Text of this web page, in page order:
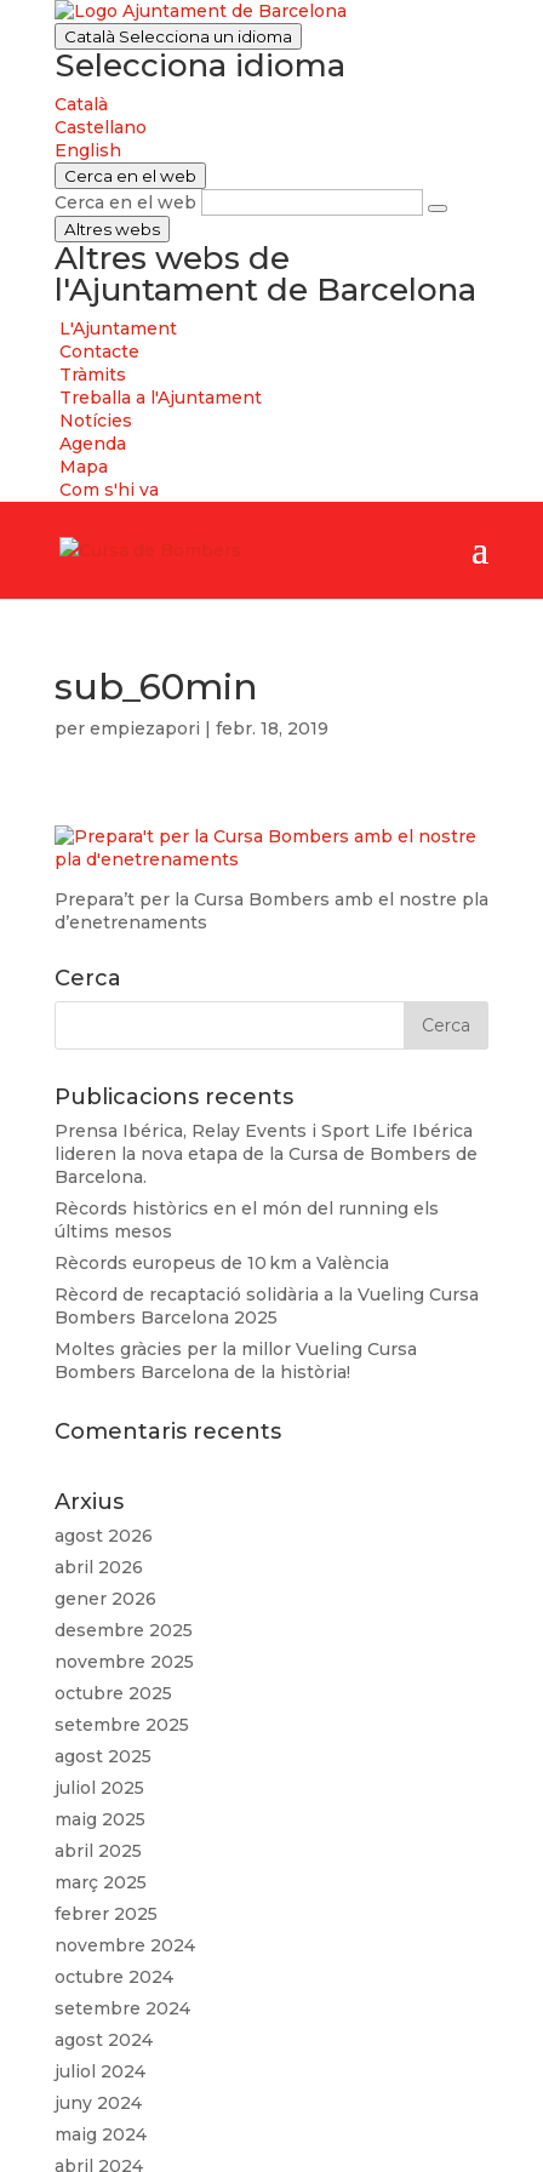
Català Selecciona un idioma
Selecciona idioma
Català
Castellano
English
Cerca en el web
Cerca en el web
Altres webs
Altres webs de
l'Ajuntament de Barcelona
L'Ajuntament
Contacte
Tràmits
Treballa a l'Ajuntament
Notícies
Agenda
Mapa
Com s'hi va
sub_60min
per empiezapori | febr. 18, 2019
Prepara’t per la Cursa Bombers amb el nostre pla
d’enetrenaments
Cerca
Publicacions recents
Prensa Ibérica, Relay Events i Sport Life Ibérica
lideren la nova etapa de la Cursa de Bombers de
Barcelona.
Rècords històrics en el món del running els
últims mesos
Rècords europeus de 10 km a València
Rècord de recaptació solidària a la Vueling Cursa
Bombers Barcelona 2025
Moltes gràcies per la millor Vueling Cursa
Bombers Barcelona de la història!
Comentaris recents
Arxius
agost 2026
abril 2026
gener 2026
desembre 2025
novembre 2025
octubre 2025
setembre 2025
agost 2025
juliol 2025
maig 2025
abril 2025
març 2025
febrer 2025
novembre 2024
octubre 2024
setembre 2024
agost 2024
juliol 2024
juny 2024
maig 2024
abril 2024